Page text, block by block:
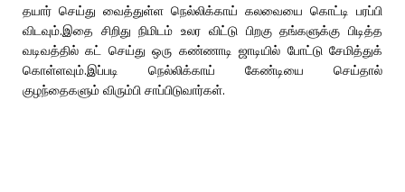
தயார் செய்து வைத்துள்ள நெல்லிக்காய் கலவையை கொட்டி பரப்பி
விடவும்.இதை சிறிது நிமிடம் உலர விட்டு பிறகு தங்களுக்கு பிடித்த
வடிவத்தில் கட் செய்து ஒரு கண்ணாடி ஜாடியில் போட்டு சேமித்துக்
கொள்ளவும்.இப்படி நெல்லிக்காய் கேண்டியை செய்தால்
குழந்தைகளும் விரும்பி சாப்பிடுவார்கள்.